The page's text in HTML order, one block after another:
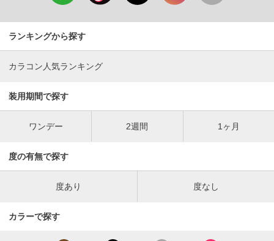
ランキングから探す
カラコン人気ランキング
装用期間で探す
ワンデー 2週間 1ヶ月
度の有無で探す
度あり 度なし
カラーで探す